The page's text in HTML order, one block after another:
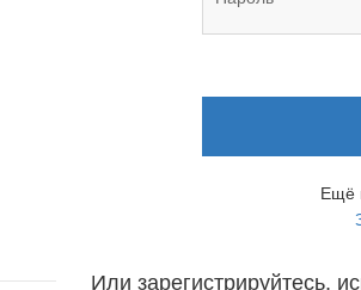
Ещё
Или зарегистрируйтесь,